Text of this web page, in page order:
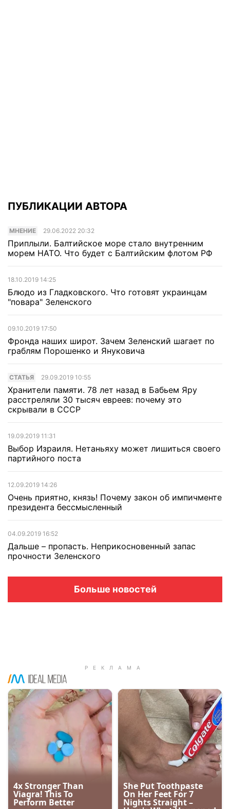
ПУБЛИКАЦИИ АВТОРА
МНЕНИЕ 29.06.2022 20:32
Приплыли. Балтийское море стало внутренним
морем НАТО. Что будет с Балтийским флотом РФ
18.10.2019 14:25
Блюдо из Гладковского. Что готовят украинцам
"повара" Зеленского
09.10.2019 17:50
Фронда наших широт. Зачем Зеленский шагает по
граблям Порошенко и Януковича
CТАТЬЯ 29.09.2019 10:55
Хранители памяти. 78 лет назад в Бабьем Яру
расстреляли 30 тысяч евреев: почему это
скрывали в СССР
19.09.2019 11:31
Выбор Израиля. Нетаньяху может лишиться своего
партийного поста
12.09.2019 14:26
Очень приятно, князь! Почему закон об импичменте
президента бессмысленный
04.09.2019 16:52
Дальше – пропасть. Неприкосновенный запас
прочности Зеленского
Больше новостей